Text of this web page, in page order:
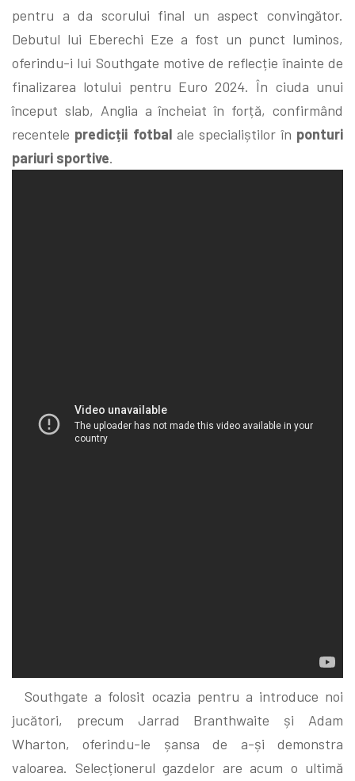
pentru a da scorului final un aspect convingător.
Debutul lui Eberechi Eze a fost un punct luminos,
oferindu-i lui Southgate motive de reflecție înainte de
finalizarea lotului pentru Euro 2024. În ciuda unui
început slab, Anglia a încheiat în forță, confirmând
recentele predicții fotbalale specialiștilor în ponturi
pariuri sportive.
Southgate a folosit ocazia pentru a introduce noi
jucători, precum Jarrad Branthwaite și Adam
Wharton, oferindu-le șansa de a-și demonstra
valoarea. Selecționerul gazdelor are acum o ultimă